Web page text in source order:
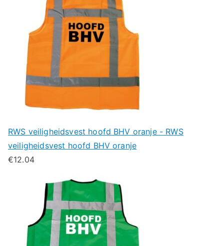
RWS veiligheidsvest hoofd BHV oranje - RWS
veiligheidsvest hoofd BHV oranje
€12.04